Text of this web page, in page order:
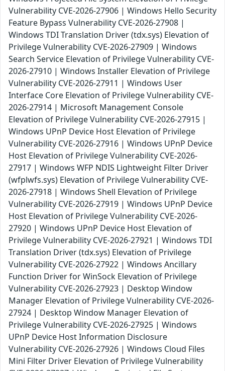
Vulnerability CVE-2026-27906 | Windows Hello Security
Feature Bypass Vulnerability CVE-2026-27908 |
Windows TDI Translation Driver (tdx.sys) Elevation of
Privilege Vulnerability CVE-2026-27909 | Windows
Search Service Elevation of Privilege Vulnerability CVE-
2026-27910 | Windows Installer Elevation of Privilege
Vulnerability CVE-2026-27911 | Windows User
Interface Core Elevation of Privilege Vulnerability CVE-
2026-27914 | Microsoft Management Console
Elevation of Privilege Vulnerability CVE-2026-27915 |
Windows UPnP Device Host Elevation of Privilege
Vulnerability CVE-2026-27916 | Windows UPnP Device
Host Elevation of Privilege Vulnerability CVE-2026-
27917 | Windows WFP NDIS Lightweight Filter Driver
(wfplwfs.sys) Elevation of Privilege Vulnerability CVE-
2026-27918 | Windows Shell Elevation of Privilege
Vulnerability CVE-2026-27919 | Windows UPnP Device
Host Elevation of Privilege Vulnerability CVE-2026-
27920 | Windows UPnP Device Host Elevation of
Privilege Vulnerability CVE-2026-27921 | Windows TDI
Translation Driver (tdx.sys) Elevation of Privilege
Vulnerability CVE-2026-27922 | Windows Ancillary
Function Driver for WinSock Elevation of Privilege
Vulnerability CVE-2026-27923 | Desktop Window
Manager Elevation of Privilege Vulnerability CVE-2026-
27924 | Desktop Window Manager Elevation of
Privilege Vulnerability CVE-2026-27925 | Windows
UPnP Device Host Information Disclosure
Vulnerability CVE-2026-27926 | Windows Cloud Files
Mini Filter Driver Elevation of Privilege Vulnerability